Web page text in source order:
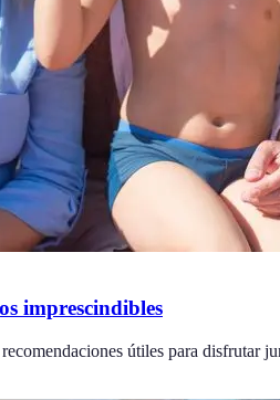
imprescindibles
útiles para disfrutar